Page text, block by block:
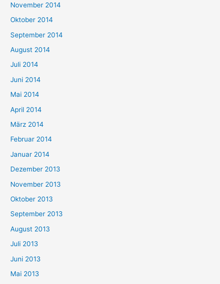
November 2014
Oktober 2014
September 2014
August 2014
Juli 2014
Juni 2014
Mai 2014
April 2014
März 2014
Februar 2014
Januar 2014
Dezember 2013
November 2013
Oktober 2013
September 2013
August 2013
Juli 2013
Juni 2013
Mai 2013